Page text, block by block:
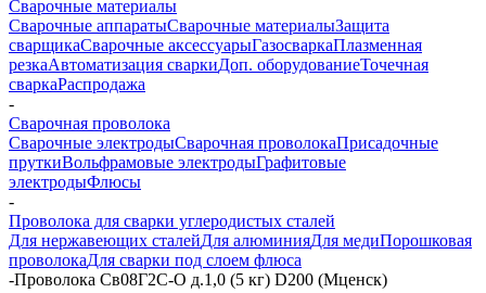
Сварочные материалы
Сварочные аппаратыСварочные материалыЗащита
сварщикаСварочные аксессуарыГазосваркаПлазменная
резкаАвтоматизация сваркиДоп. оборудованиеТочечная
сваркаРаспродажа
-
Сварочная проволока
Сварочные электродыСварочная проволокаПрисадочные
пруткиВольфрамовые электродыГрафитовые
электродыФлюсы
-
Проволока для сварки углеродистых сталей
Для нержавеющих сталейДля алюминияДля медиПорошковая
проволокаДля сварки под слоем флюса
-Проволока Св08Г2С-О д.1,0 (5 кг) D200 (Мценск)